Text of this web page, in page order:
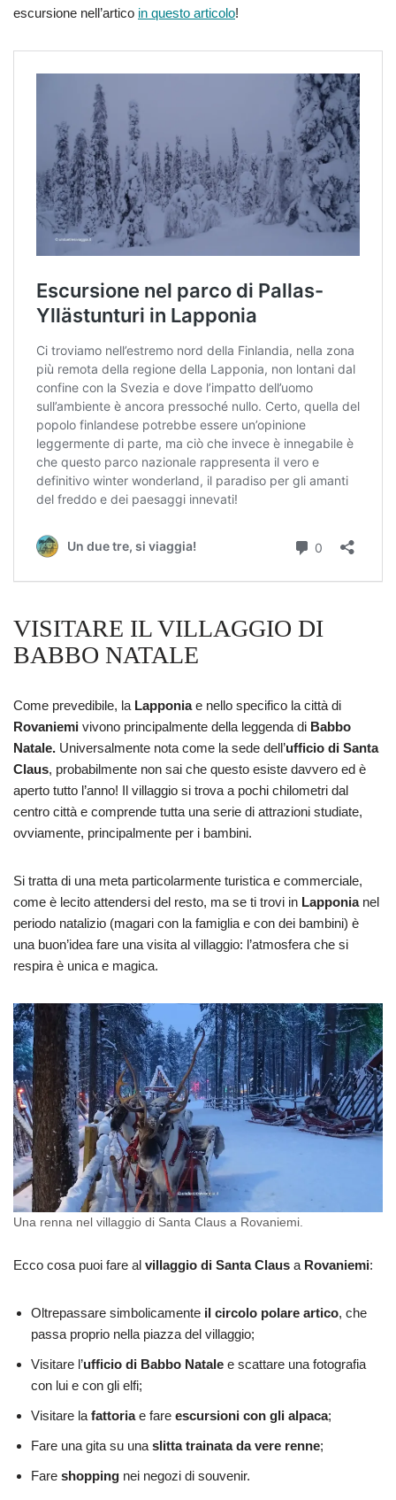
escursione nell’artico in questo articolo!
VISITARE IL VILLAGGIO DI
BABBO NATALE
Come prevedibile, la Lapponiae nello specifico la città di
Rovaniemi vivono principalmente della leggenda di Babbo
Natale. Universalmente nota come la sede dell’ufficio di Santa
Claus, probabilmente non sai che questo esiste davvero ed è
aperto tutto l’anno! Il villaggio si trova a pochi chilometri dal
centro città e comprende tutta una serie di attrazioni studiate,
ovviamente, principalmente per i bambini.
Si tratta di una meta particolarmente turistica e commerciale,
come è lecito attendersi del resto, ma se ti trovi in Lapponia nel
periodo natalizio (magari con la famiglia e con dei bambini) è
una buon’idea fare una visita al villaggio: l’atmosfera che si
respira è unica e magica.
Una renna nel villaggio di Santa Claus a Rovaniemi.
Ecco cosa puoi fare al villaggio di Santa Claus a Rovaniemi:
Oltrepassare simbolicamente il circolo polare artico, che
passa proprio nella piazza del villaggio;
Visitare l’ufficio di Babbo Natale e scattare una fotografia
con lui e con gli elfi;
Visitare la fattoriae fare escursioni con gli alpaca;
Fare una gita su una slitta trainata da vere renne;
Fare shopping nei negozi di souvenir.